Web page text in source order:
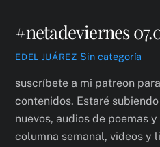
#netadeviernes
EDEL JUÁREZ Sin categoría
suscríbete a mi patreon
contenidos. Estaré
nuevos, audios de poemas
columna semanal, videos y